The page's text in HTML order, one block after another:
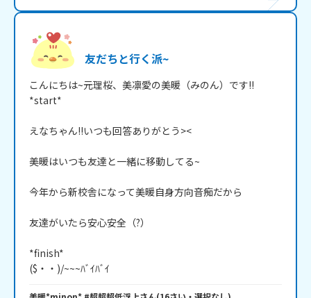
友だちと行く派~
こんにちは~元理桜、美凛愛の美暖（みのん）です!!
*start*
えなちゃん!!いつも回答ありがとう><
美暖はいつも友達と一緒に移動してる~
今年から新校舎になって美暖自身方向音痴だから
友達がいたら安心安全（?）
*finish*
($・・)/~~~ﾊﾞｲﾊﾞｲ